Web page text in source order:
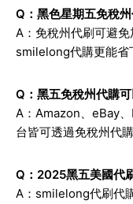
Q：黑色星期五免稅
A：免稅州代刷可避
smilelong代購更能省
Q：黑五免稅州代購
A：Amazon、eBay
台皆可透過免稅州代購
Q：2025黑五美國代
A：smilelong代刷代